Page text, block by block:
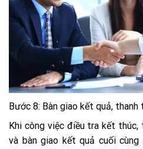
Bước 8: Bàn giao kết quả, thanh
Khi công việc điều tra kết
và bàn giao kết quả cuối cùng